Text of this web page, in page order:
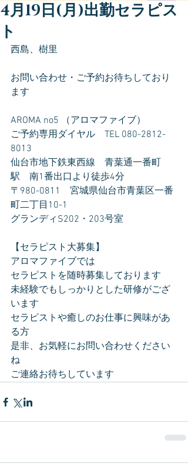
4月19日(月)出勤セラピス
ト
西島、樹里
お問い合わせ・ご予約お待ちしており
ます
AROMA no5 （アロマファイブ）
ご予約専用ダイヤル　TEL 080-2812-
8013
仙台市地下鉄東西線　青葉通一番町
駅　南1番出口より徒歩4分
〒980-0811　宮城県仙台市青葉区一番
町二丁目10-1
グランディS202・203号室
【セラピスト大募集】
アロマファイブでは
セラピストを随時募集しております
未経験でもしっかりとした研修がござ
います
セラピストや癒しのお仕事に興味があ
る方
是非、お気軽にお問い合わせください
ね
ご連絡お待ちしています